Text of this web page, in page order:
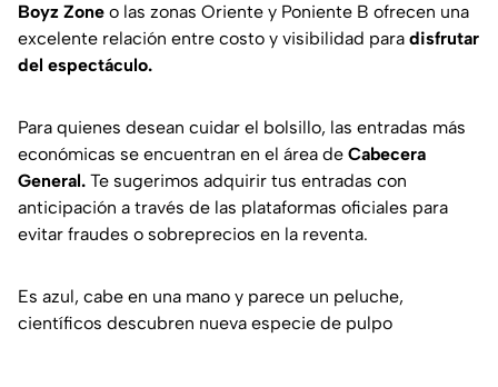
Boyz Zone o las zonas Oriente y Poniente B ofrecen una
excelente relación entre costo y visibilidad para disfrutar
del espectáculo.
Para quienes desean cuidar el bolsillo, las entradas más
económicas se encuentran en el área de Cabecera
General. Te sugerimos adquirir tus entradas con
anticipación a través de las plataformas oficiales para
evitar fraudes o sobreprecios en la reventa.
Es azul, cabe en una mano y parece un peluche,
científicos descubren nueva especie de pulpo